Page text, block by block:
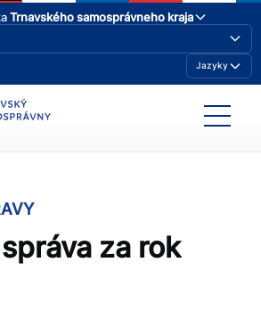
Trnavského samosprávneho kraja
Jazyky
za rok